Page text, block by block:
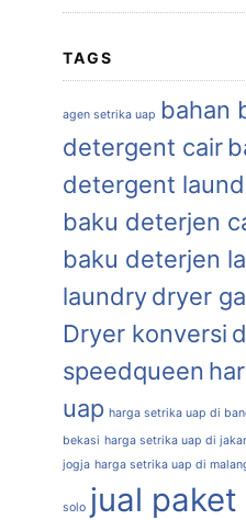
TAGS
agen setrika uap bahan
detergent cair
detergent
baku deterjen
baku deterjen
laundrydryer
Dryer konversi
speedqueen
uap harga setrika uap di
bekasi harga setrika uap di
jogja harga setrika uap di
solo jual paket